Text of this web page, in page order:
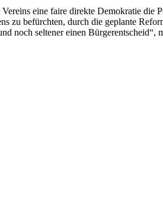
eine faire direkte Demokratie
zu befürchten, durch die geplante
noch seltener einen Bürgerentscheid“,